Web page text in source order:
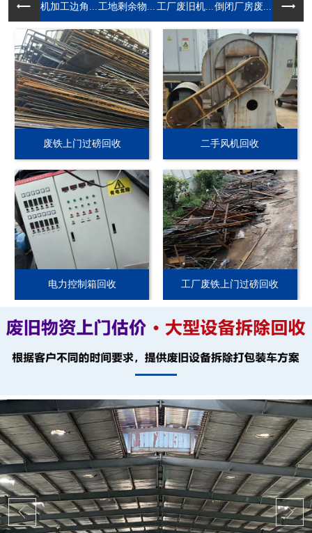
机加工边角... 工地剩余物... 工厂废旧机... 倒闭厂房废...
废铁上门过磅回收 二手风机回收
电力控制箱回收 工厂废铁上门过磅回收